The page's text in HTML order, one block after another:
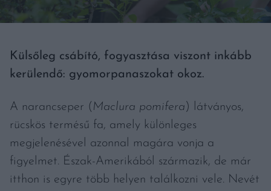
Külsőleg csábító, fogyasztása viszont inkább
kerülendő: gyomorpanaszokat okoz.
A narancseper ( Maclura pomifera ) látványos,
rücskös termésű fa, amely különleges
megjelenésével azonnal magára vonja a
figyelmet. Észak-Amerikából származik, de már
itthon is egyre több helyen találkozni vele. Nevét